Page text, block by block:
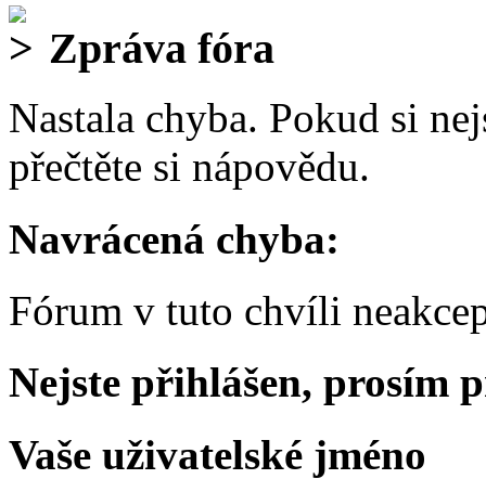
Zpráva fóra
Nastala chyba. Pokud si
přečtěte si nápovědu.
Navrácená chyba:
Fórum v tuto chvíli
Nejste přihlášen, prosím
Vaše uživatelské jméno